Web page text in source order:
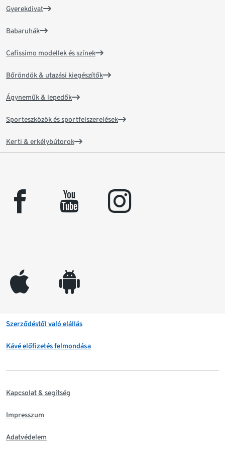
Gyerekdivat
Babaruhák
Cafissimo modellek és színek
Bőröndök & utazási kiegészítők
Ágyneműk & lepedők
Sporteszközök és sportfelszerelések
Kerti & erkélybútorok
facebook youtube instagram
appleinc android
Szerződéstől való elállás
Kávé előfizetés felmondása
Kapcsolat & segítség
Impresszum
Adatvédelem